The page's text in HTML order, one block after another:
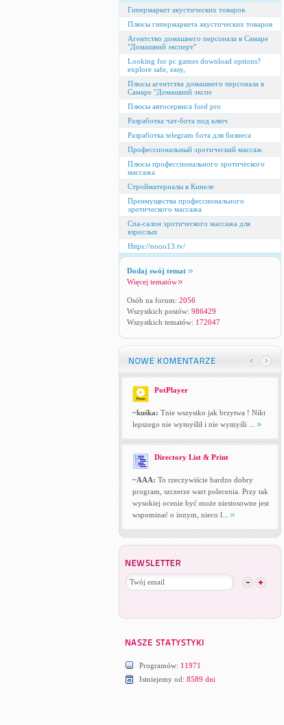
Гипермаркет акустических товаров
Плюсы гипермаркета акустических товаров
Агентство домашнего персонала в Самаре
"Домашний эксперт"
Looking for pc games download options?
explore safe, easy,
Плюсы агентства домашнего персонала в
Самаре "Домашний экспе
Плюсы автосервиса ford pro
Разработка чат-бота под ключ
Разработка telegram бота для бизнеса
Профессиональный эротический массаж
Плюсы профессионального эротического
массажа
Стройматериалы в Кинеле
Преимущества профессионального
эротического массажа
Спа-салон эротического массажа для
взрослых
Https://nooo13.tv/
Dodaj swój temat
Więcej tematów
Osób na forum: 2056
Wszystkich postów: 986429
Wszystkich tematów: 172047
PotPlayer
~kuśka: Tnie wszystko jak brzytwa ! Nikt
lepszego nie wymyślił i nie wymyśli ...
Directory List & Print
~AAA: To rzeczywiście bardzo dobry
program, szczerze wart polecenia. Przy tak
wysokiej ocenie być może niestosowne jest
wspominać o innym, nieco l...
Programów: 11971
Istniejemy od: 8589 dni